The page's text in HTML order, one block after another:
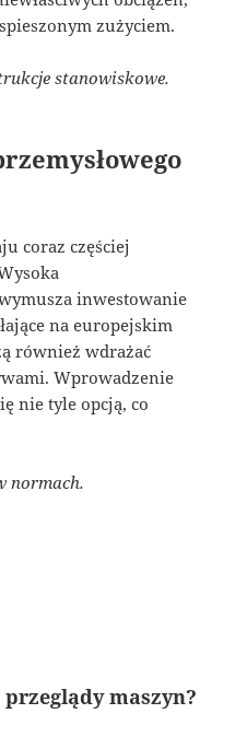
zużyciem.
stanowiskowe.
coraz częściej
inwestowanie
na europejskim
również wdrażać
Wprowadzenie
nie tyle opcją, co
normach.
maszyn?